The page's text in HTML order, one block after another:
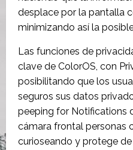
desplace por la pantalla
minimizando así la
Las funciones de
clave de ColorOS, con
posibilitando que los
seguros sus datos
peeping for Notifications
cámara frontal personas
curioseando y protege